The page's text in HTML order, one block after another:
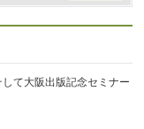
して大阪出版記念セミナー